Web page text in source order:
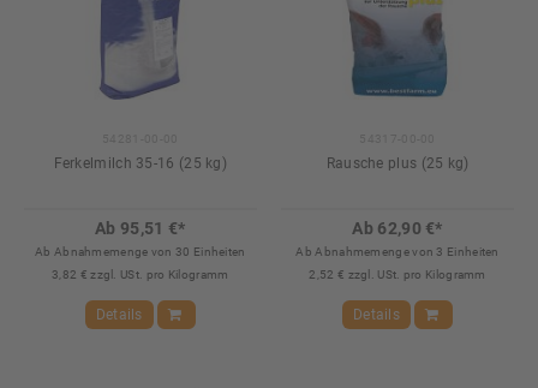
Ferkelmilch 35-16 (25 kg)
Ab 95,51 €*
Ab Abnahmemenge von 30 Einheiten
3,82 € zzgl. USt. pro Kilogramm
Details
Rausche plus (25 kg)
Ab 62,90 €*
Ab Abnahmemenge von 3 Einheiten
2,52 € zzgl. USt. pro Kilogramm
Details